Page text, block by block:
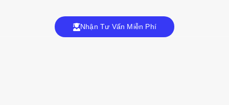
Nhận Tư Vấn Miễn Phí